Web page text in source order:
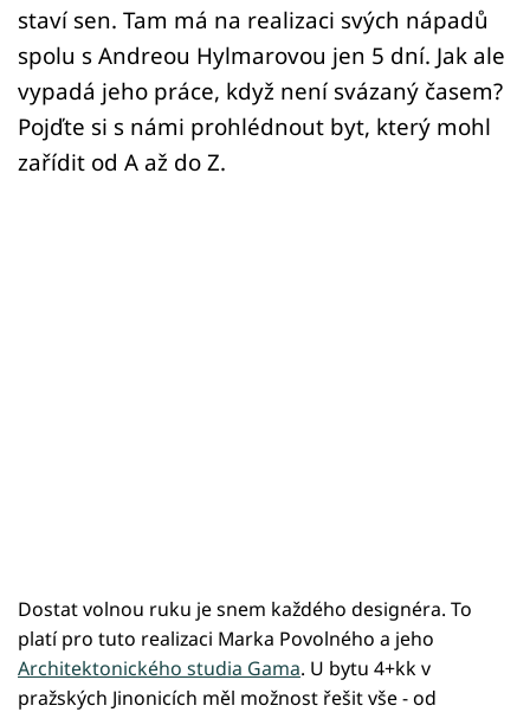
staví sen. Tam má na realizaci svých nápadů
spolu s Andreou Hylmarovou jen 5 dní. Jak ale
vypadá jeho práce, když není svázaný časem?
Pojďte si s námi prohlédnout byt, který mohl
zařídit od A až do Z.
Dostat volnou ruku je snem každého designéra. To
platí pro tuto realizaci Marka Povolného a jeho
Architektonického studia Gama. U bytu 4+kk v
pražských Jinonicích měl možnost řešit vše - od